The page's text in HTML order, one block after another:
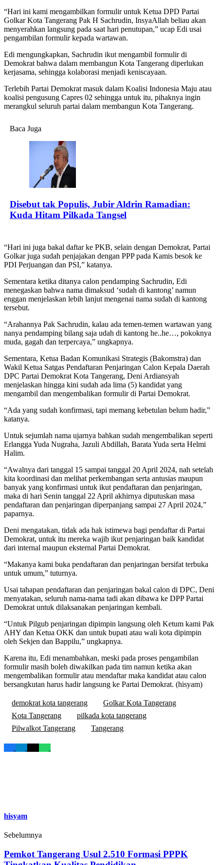
“Hari ini kami mengambilkan formulir untuk Ketua DPD Partai
Golkar Kota Tangerang Pak H Sachrudin, InsyaAllah beliau akan
menyerahkan langsung pada saat hari penutupan,” ucap Edi usai
pengambilan formulir kepada wartawan.
Edi mengungkapkan, Sachrudin ikut mengambil formulir di
Demokrat bahwa dalam membangun Kota Tangerang diperlukan
kerjasama, sehingga kolaborasi menjadi keniscayaan.
Terlebih Partai Demokrat masuk dalam Koalisi Indonesia Maju atau
koalisi pengusung Capres 02 sehingga untuk itu, pihaknya ingin
merangkul seluruh partai dalam membangun Kota Tangerang.
Baca Juga
Disebut tak Populis, Jubir Aldrin Ramadian:
Kuda Hitam Pilkada Tangsel
“Hari ini juga bakal daftar ke PKB, selain dengan Demokrat, Partai
Golkar juga sudah penjajakan dengan PPP pada Kamis besok ke
PDI Perjuangan dan PSI,” katanya.
Sementara ketika ditanya calon pendamping Sachrudin, Edi
menegaskan bahwa nama dimaksud ‘sudah di kantong’ namun
enggan menjelaskan lebih lanjut mengenai nama sudah di kantong
tersebut.
“Arahannya Pak Sachrudin, kalau ada temen-temen wartawan yang
nanya pendamping bilang saja udah di kantong he..he…, pokoknya
muda, gagah dan terpercaya,” ungkapnya.
Sementara, Ketua Badan Komunikasi Strategis (Bakomstra) dan
Wakil Ketua Satgas Pendaftaran Penjaringan Calon Kepala Daerah
DPC Partai Demokrat Kota Tangerang, Deni Ardiansyah
menjelaskan hingga kini sudah ada lima (5) kandidat yang
mengambil dan mengembalikan formulir di Partai Demokrat.
“Ada yang sudah konfirmasi, tapi memang kebetulan belum hadir,”
katanya.
Untuk sejumlah nama ujarnya bahkan sudah mengembalikan seperti
Erlangga Yuda Nugraha, Jazuli Abdillah, Barata Yuda serta Helmi
Halim.
“Awalnya dari tanggal 15 sampai tanggal 20 April 2024, nah setelah
kita koordinasi dan melihat perkembangan serta antusias maupun
banyak yang konfirmasi untuk ikut pendaftaran dan penjaringan,
maka di hari Senin tanggal 22 April akhirnya diputuskan masa
pendaftaran dan penjaringan diperpanjang sampai 27 April 2024,”
paparnya.
Deni mengatakan, tidak ada hak istimewa bagi pendaftar di Partai
Demokrat, untuk itu mereka wajib ikut penjaringan baik kandidat
dari internal maupun eksternal Partai Demokrat.
“Makanya kami buka pendaftaran dan penjaringan bersifat terbuka
untuk umum,” tuturnya.
Usai tahapan pendaftaran dan penjaringan bakal calon di DPC, Deni
menyatakan, seluruh nama-nama tadi akan dibawa ke DPP Partai
Demokrat untuk dilaksanakan penjaringan kembali.
“Untuk Pilgub penjaringan dipimpin langsung oleh Ketum kami Pak
AHY dan Ketua OKK dan untuk bupati atau wali kota dipimpin
oleh Sekjen dan Bappilu,” ungkapnya.
Karena itu, Edi menambahkan, meski pada proses pengambilan
formulir masih boleh diwakilkan pada tim namun ketika akan
mengembalikan formulir atau mendaftar maka kandidat atau calon
bersangkutan harus hadir langsung ke Partai Demokrat. (hisyam)
demokrat kota tangerang
Golkar Kota Tangerang
Kota Tangerang
pilkada kota tangerang
Pilwalkot Tangerang
Tangerang
hisyam
Sebelumnya
Pemkot Tangerang Usul 2.510 Formasi PPPK